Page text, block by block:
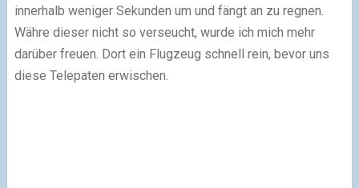
innerhalb weniger Sekunden um und fängt an zu regnen.
Währe dieser nicht so verseucht, wurde ich mich mehr
darüber freuen. Dort ein Flugzeug schnell rein, bevor uns
diese Telepaten erwischen.